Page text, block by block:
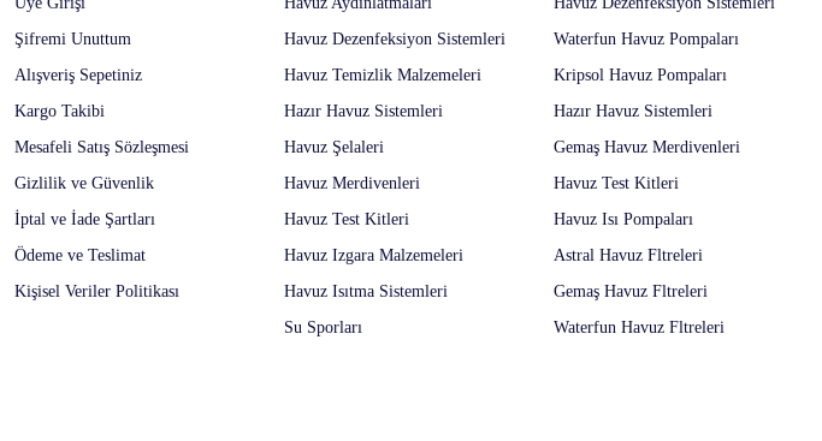
Şifremi Unuttum
Alışveriş Sepetiniz
Kargo Takibi
Mesafeli Satış Sözleşmesi
Gizlilik ve Güvenlik
İptal ve İade Şartları
Ödeme ve Teslimat
Kişisel Veriler Politikası
Havuz Dezenfeksiyon Sistemleri
Havuz Temizlik Malzemeleri
Hazır Havuz Sistemleri
Havuz Şelaleri
Havuz Merdivenleri
Havuz Test Kitleri
Havuz Izgara Malzemeleri
Havuz Isıtma Sistemleri
Su Sporları
Waterfun Havuz Pompaları
Kripsol Havuz Pompaları
Hazır Havuz Sistemleri
Gemaş Havuz Merdivenleri
Havuz Test Kitleri
Havuz Isı Pompaları
Astral Havuz Fltreleri
Gemaş Havuz Fltreleri
Waterfun Havuz Fltreleri